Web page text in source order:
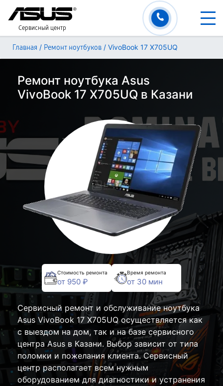
Сервисный центр
Главная / Ремонт ноутбуков / VivoBook 17 X705UQ
Ремонт ноутбука Asus
VivoBook 17 X705UQ в Казани
Стоимость ремонта
от 950 ₽
Время ремонта
от 30 мин
Сервисный ремонт и обслуживание ноутбука
Asus VivoBook 17 X705UQ осуществляется как
с выездом на дом, так и на базе сервисного
центра Asus в Казани. Выбор зависит от типа
поломки и пожелания клиента. Сервисный
центр располагает всем нужным
оборудованием для диагностики и устранения